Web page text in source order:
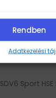
Rendben
Adatkezelési
2017
2014 Ford
Discovery
Sport